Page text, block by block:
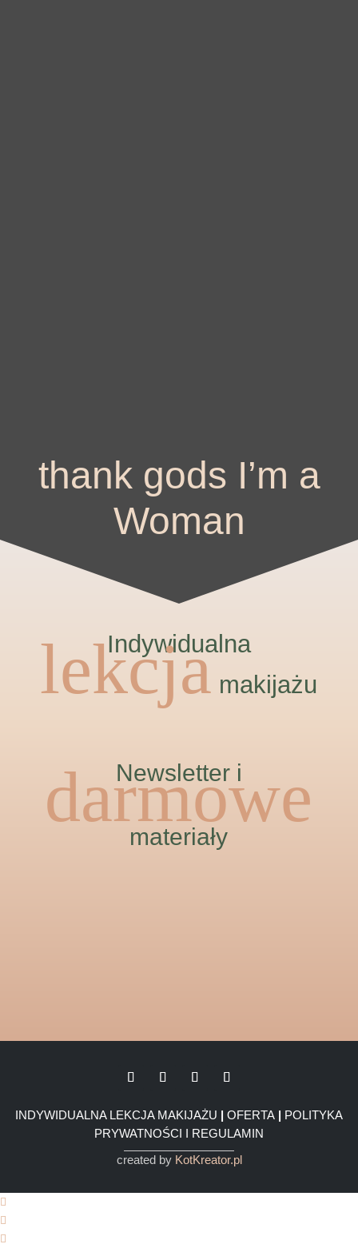
thank gods I’m a
Woman
Indywidualna
lekcja makijażu
Newsletter i
darmowe
materiały
INDYWIDUALNA LEKCJA MAKIJAŻU | OFERTA | POLITYKA
PRYWATNOŚCI I REGULAMIN
created by KotKreator.pl